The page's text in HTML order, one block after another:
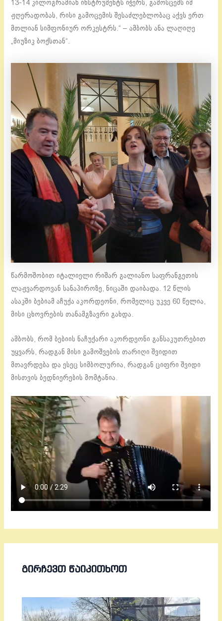
13-14 კილოგრამიან ინსტრუმენტს იჭერს, გამოსცემს იმ
ჟღერადობას, რისი გამოცემის შესაძლებლობაც აქვს ერთ
მთლიან სიმფონიურ ორკესტრს.“ – ამბობს ანა ლაღიღე
„მიუზიკ ბოქსთან“.
წარმოშობით იტალიელი რიშარ გალიანო საფრანგეთის
ლაჟვარდოვან სანაპიროზე, ნიცაში დაიბადა. 12 წლის
ასაკში ბებიამ აჩუქა აკორდეონი, რომელიც უკვე 60 წელია,
მისი ცხოვრების თანამგზავრი გახდა.
ამბობს, რომ ბებიის ნაჩუქარი აკორდეონი განსაკუთრებით
უყვარს, რადგან მისი გამოშვების თარიღი შვიდით
მთავრდება და ესეც სიმბოლურია, რადგან ციფრი შვიდი
მისთვის ბედნიერების მომტანია.
ᲒᲘᲠᲩᲔᲕᲗ ᲬᲐᲘᲙᲘᲗᲮᲝᲗ